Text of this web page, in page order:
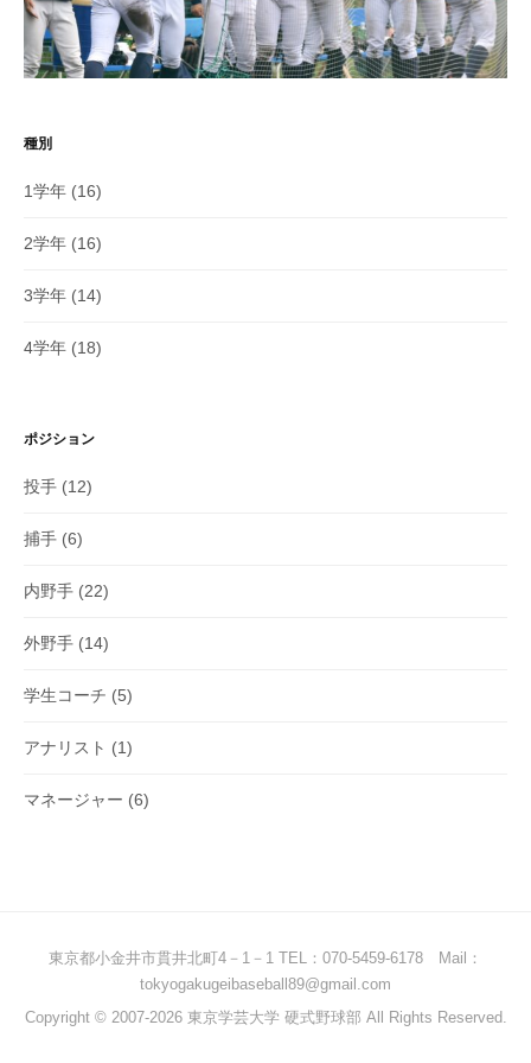
種別
1学年 (16)
2学年 (16)
3学年 (14)
4学年 (18)
ポジション
投手 (12)
捕手 (6)
内野手 (22)
外野手 (14)
学生コーチ (5)
アナリスト (1)
マネージャー (6)
東京都小金井市貫井北町4－1－1 TEL：070-5459-6178 Mail：
tokyogakugeibaseball89@gmail.com
Copyright © 2007-2026 東京学芸大学 硬式野球部 All Rights Reserved.